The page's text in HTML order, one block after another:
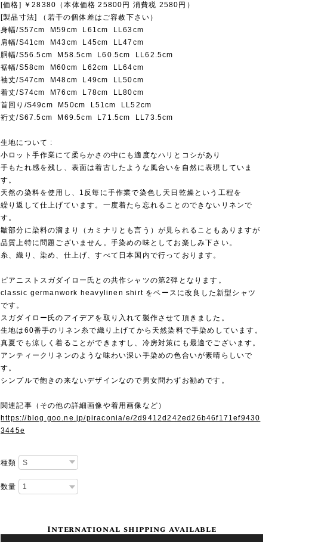
[価格] ￥28380（本体価格 25800円 消費税 2580円）
[製品寸法] （若干の個体差はご容赦下さい）
身幅/S57cm M59cm L61cm LL63cm
肩幅/S41cm M43cm L45cm LL47cm
胴幅/S56.5cm M58.5cm L60.5cm LL62.5cm
裾幅/S58cm M60cm L62cm LL64cm
袖丈/S47cm M48cm L49cm LL50cm
着丈/S74cm M76cm L78cm LL80cm
首回り/S49cm M50cm L51cm LL52cm
裄丈/S67.5cm M69.5cm L71.5cm LL73.5cm
生地について :
小ロット手作業にて柔らかさの中にも適度なハリとコシがあり
手もたれ感を残し、表面は着古したような風合いを自然に表現していま
す。
天然の染料を使用し、1反毎に手作業で染色し天日乾燥という工程を
繰り返して仕上げています。一度着たら忘れることのできないリネンで
す。
皺部分に染料の溜まり（カミナリとも言う）が見られることもありますが
品質上特に問題ございません。手染めの味としてお楽しみ下さい。
糸、織り、染め、仕上げ、すべて日本国内で行っております。
ピアニストスガダイロー氏との共作シャツの第2弾となります。
classic germanwork heavylinen shirt をベースに改良した新型シャツ
です。
スガダイロー氏のアイデアを取り入れて製作させて頂きました。
生地は60番手のリネン糸で織り上げてから天然染料で手染めしています。
真夏でも涼しく着ることができますし、冷房対策にも最適でございます。
アンティークリネンのような味わい深い手染めの色合いが素晴らしいで
す。
シンプルで飽きの来ないデザインなので男女問わずお勧めです。
関連記事（その他の詳細画像や着用画像など）
https://blog.goo.ne.jp/piraconia/e/2d9412d242ed26b46f171ef9430
3445e
種類
数量
International shipping available